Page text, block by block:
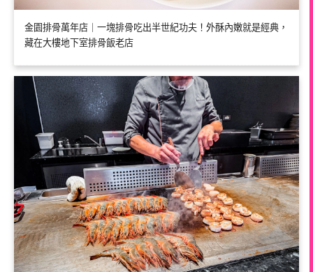
金園排骨萬年店｜一塊排骨吃出半世紀功夫！外酥內嫩就是經典，
藏在大樓地下室排骨飯老店